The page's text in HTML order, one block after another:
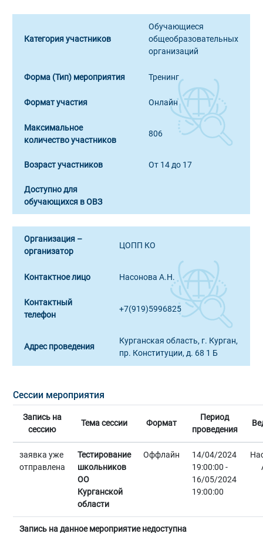
Категория участников
Обучающиеся
общеобразовательных
организаций
Форма (Тип) мероприятия Тренинг
Формат участия Онлайн
Максимальное
количество участников
806
Возраст участников От 14 до 17
Доступно для
обучающихся в ОВЗ
Организация –
организатор
ЦОПП КО
Контактное лицо Насонова А.Н.
Контактный
телефон
+7(919)5996825
Адрес проведения
Курганская область, г. Курган,
пр. Конституции, д. 68 1 Б
Сессии мероприятия
Запись на
сессию
Тема сессии Формат
Период
проведения
заявка уже
отправлена
Тестирование
школьников
ОО
Курганской
области
Оффлайн
14/04/2024
19:00:00 -
16/05/2024
19:00:00
Запись на данное мероприятие недоступна